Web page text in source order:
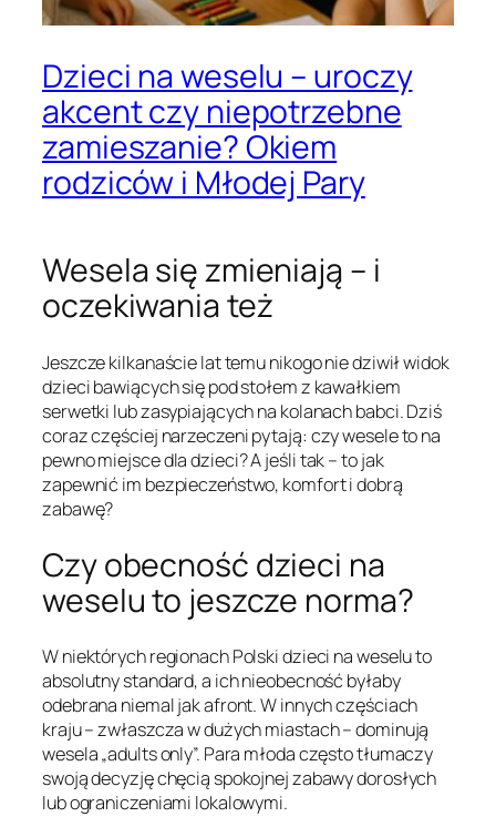
Dzieci na weselu – uroczy
akcent czy niepotrzebne
zamieszanie? Okiem
rodziców i Młodej Pary
Wesela się zmieniają – i
oczekiwania też
Jeszcze kilkanaście lat temu nikogo nie dziwił widok
dzieci bawiących się pod stołem z kawałkiem
serwetki lub zasypiających na kolanach babci. Dziś
coraz częściej narzeczeni pytają: czy wesele to na
pewno miejsce dla dzieci?A jeśli tak – to jak
zapewnić im bezpieczeństwo, komfort i dobrą
zabawę?
Czy obecność dzieci na
weselu to jeszcze norma?
W niektórych regionach Polski dzieci na weselu to
absolutny standard, a ich nieobecność byłaby
odebrana niemal jak afront. W innych częściach
kraju – zwłaszcza w dużych miastach – dominują
wesela „adults only”. Para młoda często tłumaczy
swoją decyzję chęcią spokojnej zabawy dorosłych
lub ograniczeniami lokalowymi.